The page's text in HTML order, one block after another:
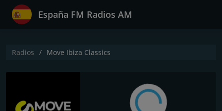
España FM Radios AM
Radios Move Ibiza Classics